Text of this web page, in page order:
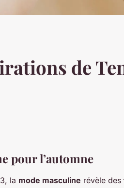
de
pour l’automne
la mode masculine révèle des